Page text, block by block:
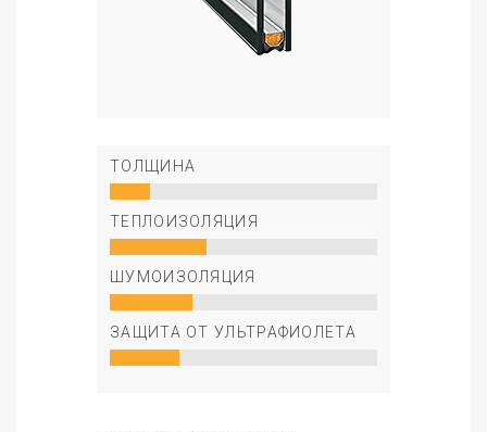
ТОЛЩИНА
ТЕПЛОИЗОЛЯЦИЯ
ШУМОИЗОЛЯЦИЯ
ЗАЩИТА ОТ УЛЬТРАФИОЛЕТА